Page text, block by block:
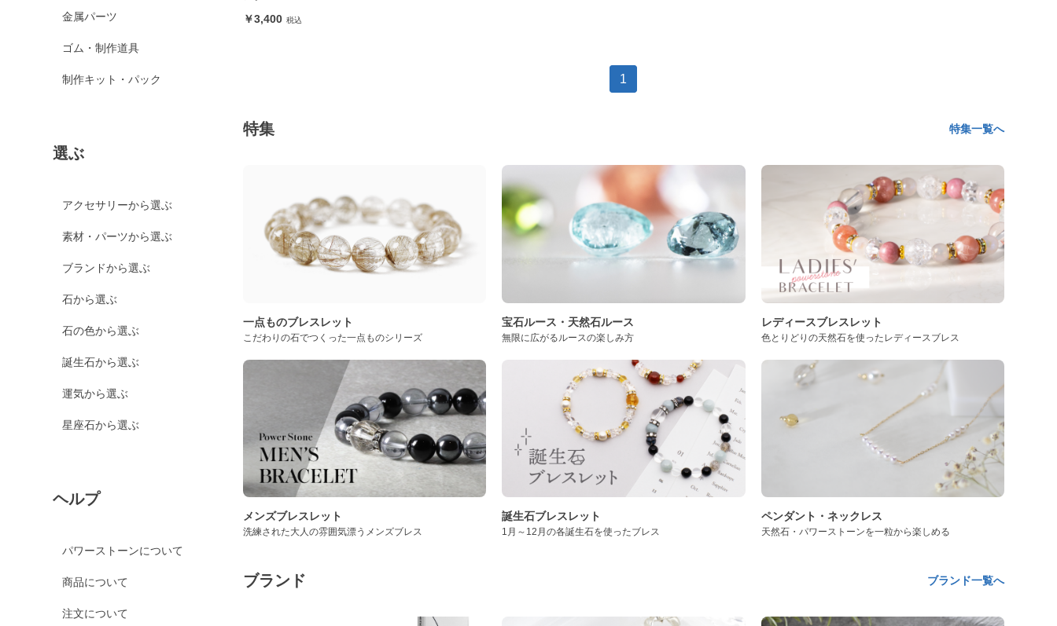
金属パーツ
ゴム・制作道具
制作キット・パック
選ぶ
アクセサリーから選ぶ
素材・パーツから選ぶ
ブランドから選ぶ
石から選ぶ
石の色から選ぶ
誕生石から選ぶ
運気から選ぶ
星座石から選ぶ
ヘルプ
パワーストーンについて
商品について
注文について
3,400
1
特集 特集一覧へ
一点ものブレスレット
こだわりの石でつくった一点ものシリーズ
宝石ルース・天然石ルース
無限に広がるルースの楽しみ方
レディースブレスレット
色とりどりの天然石を使ったレディースブレス
メンズブレスレット
洗練された大人の雰囲気漂うメンズブレス
誕生石ブレスレット
1月～12月の各誕生石を使ったブレス
ペンダント・ネックレス
天然石・パワーストーンを一粒から楽しめる
ブランド ブランド一覧へ